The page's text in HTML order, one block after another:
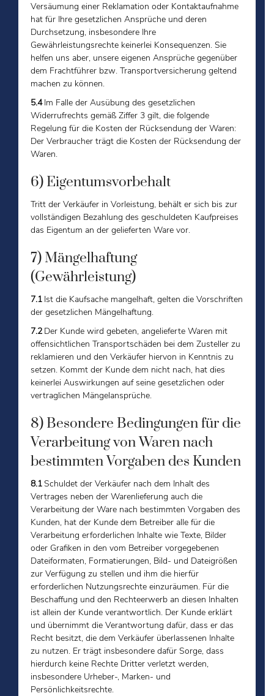
Versäumung einer Reklamation oder Kontaktaufnahme
hat für Ihre gesetzlichen Ansprüche und deren
Durchsetzung, insbesondere Ihre
Gewährleistungsrechte keinerlei Konsequenzen. Sie
helfen uns aber, unsere eigenen Ansprüche gegenüber
dem Frachtführer bzw. Transportversicherung geltend
machen zu können.
5.4Im Falle der Ausübung des gesetzlichen
Widerrufrechts gemäß Ziffer 3 gilt, die folgende
Regelung für die Kosten der Rücksendung der Waren:
Der Verbraucher trägt die Kosten der Rücksendung der
Waren.
6) Eigentumsvorbehalt
Tritt der Verkäufer in Vorleistung, behält er sich bis zur
vollständigen Bezahlung des geschuldeten Kaufpreises
das Eigentum an der gelieferten Ware vor.
7) Mängelhaftung
(Gewährleistung)
7.1 Ist die Kaufsache mangelhaft, gelten die Vorschriften
der gesetzlichen Mängelhaftung.
7.2 Der Kunde wird gebeten, angelieferte Waren mit
offensichtlichen Transportschäden bei dem Zusteller zu
reklamieren und den Verkäufer hiervon in Kenntnis zu
setzen. Kommt der Kunde dem nicht nach, hat dies
keinerlei Auswirkungen auf seine gesetzlichen oder
vertraglichen Mängelansprüche.
8) Besondere Bedingungen für die
Verarbeitung von Waren nach
bestimmten Vorgaben des Kunden
8.1Schuldet der Verkäufer nach dem Inhalt des
Vertrages neben der Warenlieferung auch die
Verarbeitung der Ware nach bestimmten Vorgaben des
Kunden, hat der Kunde dem Betreiber alle für die
Verarbeitung erforderlichen Inhalte wie Texte, Bilder
oder Grafiken in den vom Betreiber vorgegebenen
Dateiformaten, Formatierungen, Bild- und Dateigrößen
zur Verfügung zu stellen und ihm die hierfür
erforderlichen Nutzungsrechte einzuräumen. Für die
Beschaffung und den Rechteerwerb an diesen Inhalten
ist allein der Kunde verantwortlich. Der Kunde erklärt
und übernimmt die Verantwortung dafür, dass er das
Recht besitzt, die dem Verkäufer überlassenen Inhalte
zu nutzen. Er trägt insbesondere dafür Sorge, dass
hierdurch keine Rechte Dritter verletzt werden,
insbesondere Urheber-, Marken- und
Persönlichkeitsrechte.